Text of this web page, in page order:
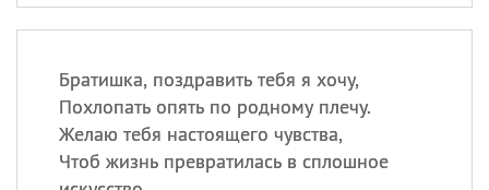
Братишка, поздравить тебя я хочу,
Похлопать опять по родному плечу.
Желаю тебя настоящего чувства,
Чтоб жизнь превратилась в сплошное